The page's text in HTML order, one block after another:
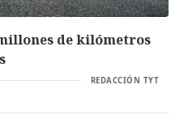
de kilómetros
REDACCIÓN TYT